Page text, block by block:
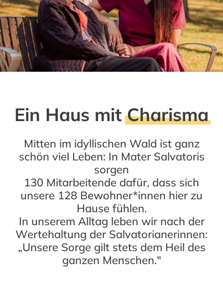
Ein Haus mitCharisma
Mitten im idyllischen Wald ist ganz
schön viel Leben: In Mater Salvatoris
sorgen
130 Mitarbeitende dafür, dass sich
unsere 128 Bewohner*innen hier zu
Hause fühlen.
In unserem Alltag leben wir nach der
Wertehaltung der Salvatorianerinnen:
„Unsere Sorge gilt stets dem Heil des
ganzen Menschen."